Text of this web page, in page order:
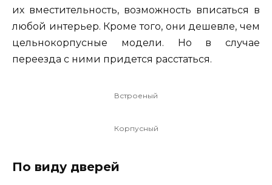
их вместительность, возможность вписаться в
любой интерьер. Кроме того, они дешевле, чем
цельнокорпусные модели. Но в случае
переезда с ними придется расстаться.
Встроеный
Корпусный
По виду дверей